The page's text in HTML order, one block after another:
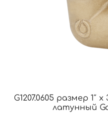
G1207.0605 размер 1″
латунный